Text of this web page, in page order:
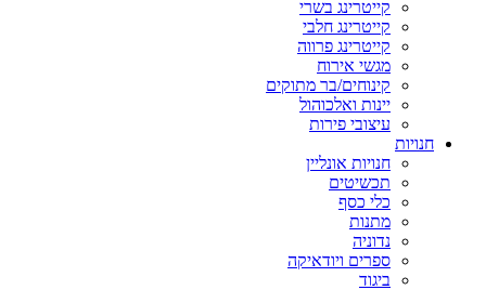
קייטרינג בשרי
קייטרינג חלבי
קייטרינג פרווה
מגשי אירוח
קינוחים/בר מתוקים
יינות ואלכוהול
עיצובי פירות
חנויות
חנויות אונליין
תכשיטים
כלי כסף
מתנות
נדוניה
ספרים ויודאיקה
ביגוד